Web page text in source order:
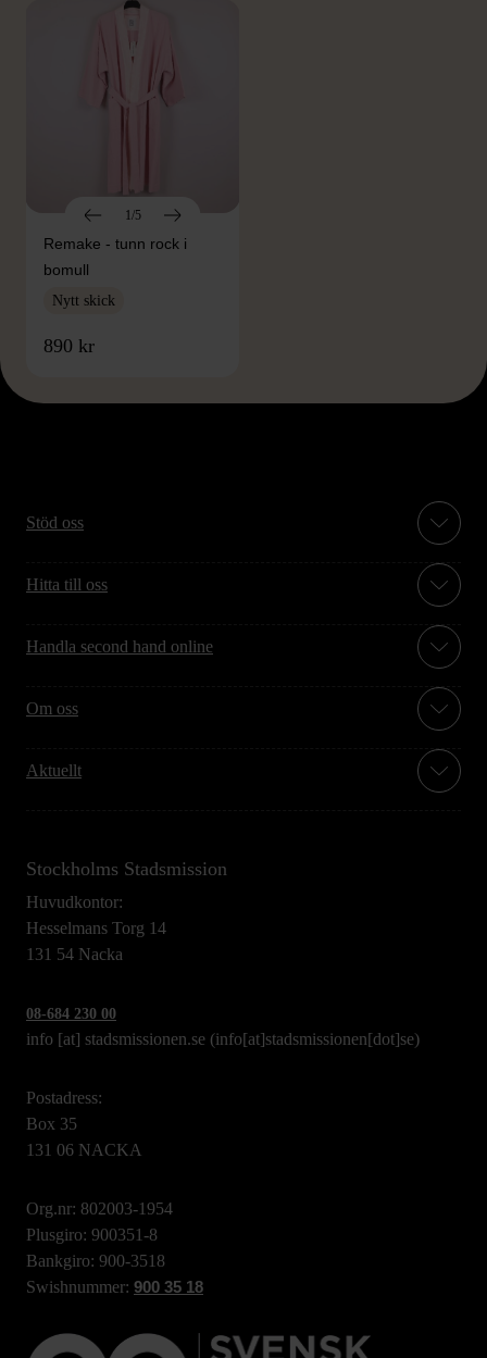
1/5
Remake - tunn rock i
bomull
Nytt skick
890 kr
Stöd oss
Hitta till oss
Handla second hand online
Om oss
Aktuellt
Stockholms Stadsmission
Huvudkontor:
Hesselmans Torg 14
131 54 Nacka
08-684 230 00
info [at] stadsmissionen.se (info[at]stadsmissionen[dot]se)
Postadress:
Box 35
131 06 NACKA
Org.nr: 802003-1954
Plusgiro: 900351-8
Bankgiro: 900-3518
Swishnummer: 900 35 18